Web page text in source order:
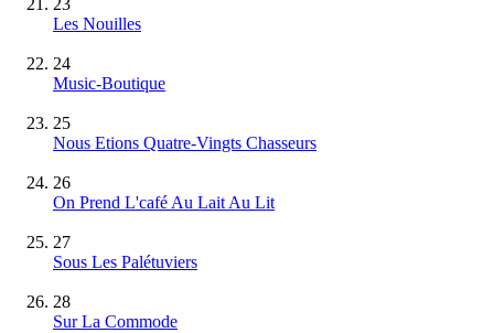
23
Les Nouilles
24
Music-Boutique
25
Nous Etions Quatre-Vingts Chasseurs
26
On Prend L'café Au Lait Au Lit
27
Sous Les Palétuviers
28
Sur La Commode